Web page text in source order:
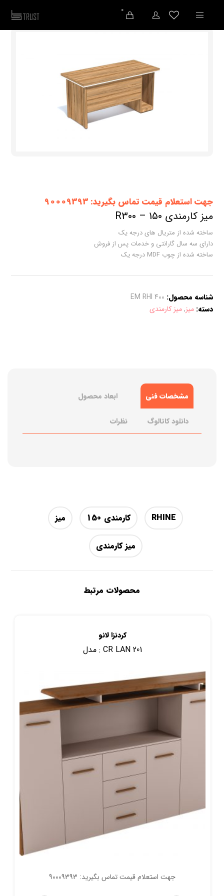
0
جهت استعلام قیمت تماس بگیرید: 90009393
میز کارمندی 150 – R300
ساخته شده از متریال های درجه یک
دارای سه سال گارانتی و خدمات پس از فروش
ساخته شده از چوب MDF درجه یک
شناسه محصول: EM RHI 400
دسته: میز,میز کارمندی
مشخصات فنی ابعاد محصول
دانلود کاتالوگ نظرات
RHINE کارمندی 150 میز
میز کارمندی
محصولات مرتبط
کردنزا لانو
مدل : CR LAN 201
جهت استعلام قیمت تماس بگیرید: 90009393